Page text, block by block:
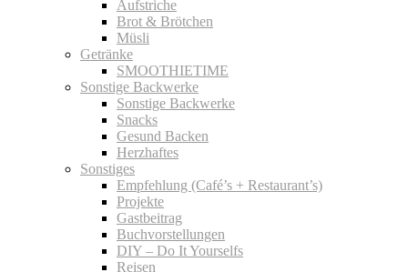
Aufstriche
Brot & Brötchen
Müsli
Getränke
SMOOTHIETIME
Sonstige Backwerke
Sonstige Backwerke
Snacks
Gesund Backen
Herzhaftes
Sonstiges
Empfehlung (Café’s + Restaurant’s)
Projekte
Gastbeitrag
Buchvorstellungen
DIY – Do It Yourselfs
Reisen